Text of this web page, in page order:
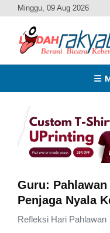
Minggu, 09 Aug 2026
Guru: Pahlawan
Penjaga Nyala
Refleksi Hari Pahlawan